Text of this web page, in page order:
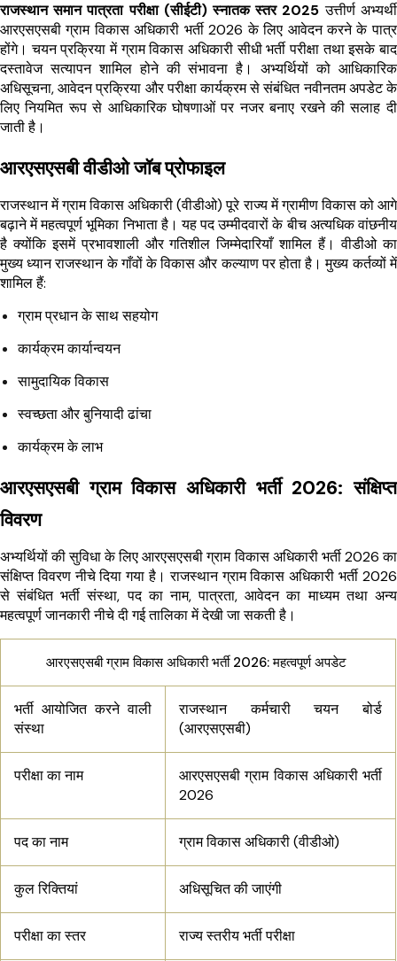
राजस्थान समान पात्रता परीक्षा (सीईटी) स्नातक स्तर 2025 उत्तीर्ण अभ्यर्थी
आरएसएसबी ग्राम विकास अधिकारी भर्ती 2026 के लिए आवेदन करने के पात्र
होंगे। चयन प्रक्रिया में ग्राम विकास अधिकारी सीधी भर्ती परीक्षा तथा इसके बाद
दस्तावेज सत्यापन शामिल होने की संभावना है। अभ्यर्थियों को आधिकारिक
अधिसूचना, आवेदन प्रक्रिया और परीक्षा कार्यक्रम से संबंधित नवीनतम अपडेट के
लिए नियमित रूप से आधिकारिक घोषणाओं पर नजर बनाए रखने की सलाह दी
जाती है।
आरएसएसबी वीडीओ जॉब प्रोफाइल
राजस्थान में ग्राम विकास अधिकारी (वीडीओ) पूरे राज्य में ग्रामीण विकास को आगे
बढ़ाने में महत्वपूर्ण भूमिका निभाता है। यह पद उम्मीदवारों के बीच अत्यधिक वांछनीय
है क्योंकि इसमें प्रभावशाली और गतिशील जिम्मेदारियाँ शामिल हैं। वीडीओ का
मुख्य ध्यान राजस्थान के गाँवों के विकास और कल्याण पर होता है। मुख्य कर्तव्यों में
शामिल हैं:
ग्राम प्रधान के साथ सहयोग
कार्यक्रम कार्यान्वयन
सामुदायिक विकास
स्वच्छता और बुनियादी ढांचा
कार्यक्रम के लाभ
आरएसएसबी ग्राम विकास अधिकारी भर्ती 2026: संक्षिप्त
विवरण
अभ्यर्थियों की सुविधा के लिए आरएसएसबी ग्राम विकास अधिकारी भर्ती 2026 का
संक्षिप्त विवरण नीचे दिया गया है। राजस्थान ग्राम विकास अधिकारी भर्ती 2026
से संबंधित भर्ती संस्था, पद का नाम, पात्रता, आवेदन का माध्यम तथा अन्य
महत्वपूर्ण जानकारी नीचे दी गई तालिका में देखी जा सकती है।
आरएसएसबी ग्राम विकास अधिकारी भर्ती 2026: महत्वपूर्ण अपडेट
भर्ती आयोजित करने वाली
संस्था
राजस्थान कर्मचारी चयन बोर्ड
(आरएसएसबी)
परीक्षा का नाम
आरएसएसबी ग्राम विकास अधिकारी भर्ती
2026
पद का नाम ग्राम विकास अधिकारी (वीडीओ)
कुल रिक्तियां अधिसूचित की जाएंगी
परीक्षा का स्तर राज्य स्तरीय भर्ती परीक्षा